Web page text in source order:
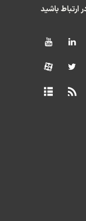
ارتباط باشید